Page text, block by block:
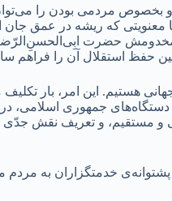
و بخصوص مردمی بودن را
که ریشه در عمق جان
مخدومش حضرت
حفظ استقلال آن را فراهم
هستیم. این امر، بار
جمهوری اسلامی،
مستقیم، و تعریف نقش جدّی
خدمتگزاران به مردم